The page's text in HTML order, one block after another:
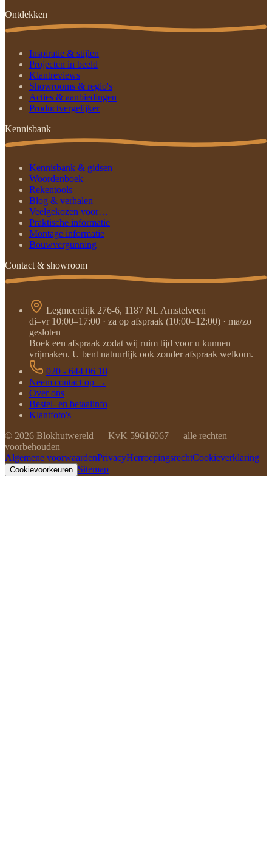
Ontdekken
Inspiratie & stijlen
Projecten in beeld
Klantreviews
Showrooms & regio's
Acties & aanbiedingen
Productvergelijker
Kennisbank
Kennisbank & gidsen
Woordenboek
Rekentools
Blog & verhalen
Veelgekozen voor…
Praktische informatie
Montage informatie
Bouwvergunning
Contact & showroom
Legmeerdijk 276-6, 1187 NL Amstelveen
di–vr 10:00–17:00 · za op afspraak (10:00–12:00) · ma/zo
gesloten
Boek een afspraak zodat wij ruim tijd voor u kunnen
vrijmaken. U bent natuurlijk ook zonder afspraak welkom.
020 - 644 06 18
Neem contact op →
Over ons
Bestel- en betaalinfo
Klantfoto's
© 2026 Blokhutwereld — KvK 59616067 — alle rechten
voorbehouden
Algemene voorwaardenPrivacyHerroepingsrechtCookieverklaring
Cookievoorkeuren Sitemap